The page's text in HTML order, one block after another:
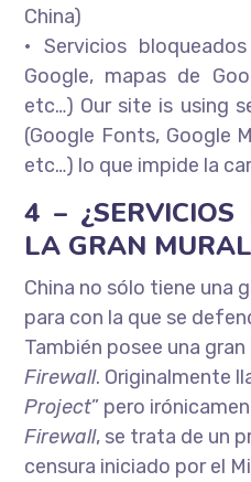
China)
• Servicios
Google, mapas de
etc…) Our site is using
(Google Fonts, Google
etc…) lo que impide la
4 – ¿SERVICIOS
LA GRAN
China no sólo tiene una
para con la que se
También posee una
Firewall. Originalmente
Project” pero
Firewall, se trata de un
censura iniciado por el